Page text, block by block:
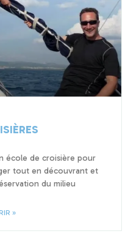
école de croisière pour
tout en découvrant et
du milieu
»